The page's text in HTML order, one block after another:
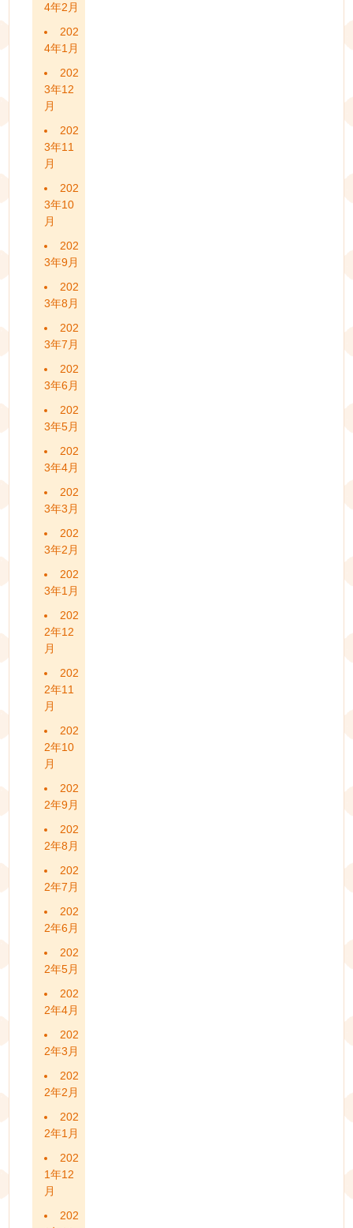
4年2月
202
4年1月
202
3年12
月
202
3年11
月
202
3年10
月
202
3年9月
202
3年8月
202
3年7月
202
3年6月
202
3年5月
202
3年4月
202
3年3月
202
3年2月
202
3年1月
202
2年12
月
202
2年11
月
202
2年10
月
202
2年9月
202
2年8月
202
2年7月
202
2年6月
202
2年5月
202
2年4月
202
2年3月
202
2年2月
202
2年1月
202
1年12
月
202